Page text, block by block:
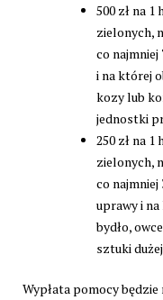
500 zł na
zielonych,
co najmniej
i na której
kozy lub
jednostki
250 zł na
zielonych,
co najmniej
uprawy i
bydło,
sztuki
Wypłata pomocy